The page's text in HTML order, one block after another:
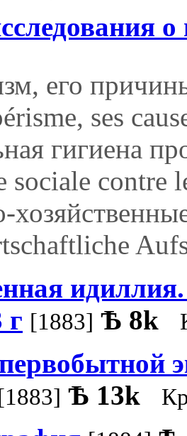
о
его
ses
гигиена
sociale contre
г [1883] Ѣ 8k
Ѣ 13k